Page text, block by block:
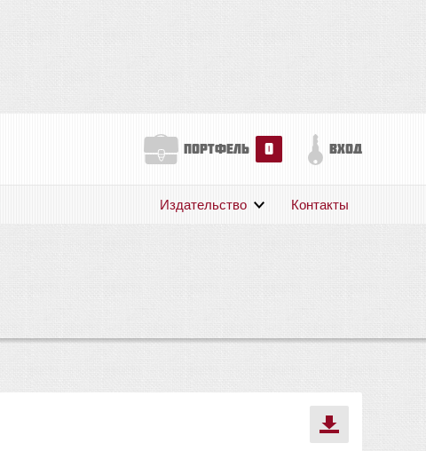
портфель 0 вход
Издательство Контакты